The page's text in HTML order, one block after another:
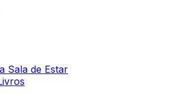
Sala de Estar